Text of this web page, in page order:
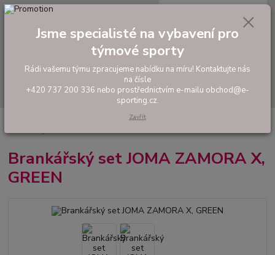
Hledat
tel: +420 737 200 336
0,00 Kč
Fotbaloví brankáři
Brankářský set JOMA ZAMORA X, GREEN
Brankářský set JOMA ZAMORA X,
GREEN
Jsme specialisté na vybavení pro
týmové sporty
Rádi vašemu týmu zpracujeme nabídku na míru! Kontaktujte nás
na čísle
+420 737 200 336 nebo prostřednictvím e-mailu obchod@e-
sporting.cz.
Zavřít